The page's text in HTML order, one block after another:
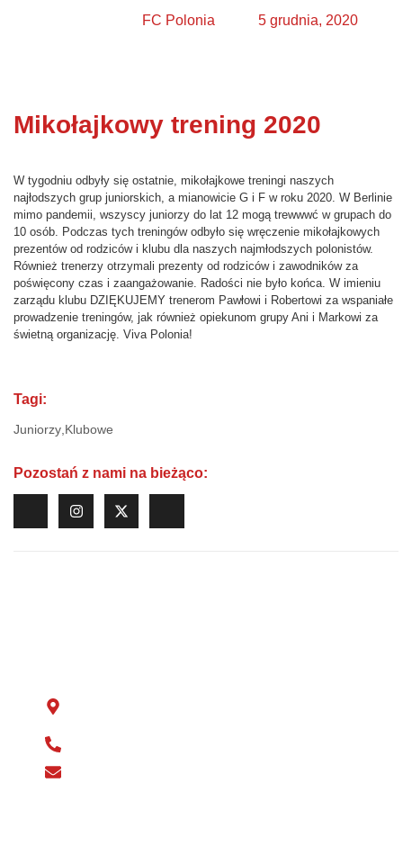
FC Polonia 5 grudnia, 2020
Mikołajkowy trening 2020
W tygodniu odbyły się ostatnie, mikołajkowe treningi naszych
najłodszych grup juniorskich, a mianowicie G i F w roku 2020. W Berlinie
mimo pandemii, wszyscy juniorzy do lat 12 mogą trewwwć w grupach do
10 osób. Podczas tych treningów odbyło się wręczenie mikołajkowych
prezentów od rodziców i klubu dla naszych najmłodszych polonistów.
Również trenerzy otrzymali prezenty od rodziców i zawodników za
poświęcony czas i zaangażowanie. Radości nie było końca. W imieniu
zarządu klubu DZIĘKUJEMY trenerom Pawłowi i Robertowi za wspaniałe
prowadzenie treningów, jak również opiekunom grupy Ani i Markowi za
świetną organizację. Viva Polonia!
Tagi:
Juniorzy Klubowe
Pozostań z nami na bieżąco: